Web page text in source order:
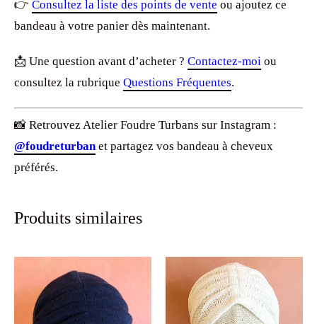
👉 Consultez la liste des points de vente ou ajoutez ce
bandeau à votre panier dès maintenant.
📩 Une question avant d’acheter ? Contactez-moi ou
consultez la rubrique Questions Fréquentes.
📸 Retrouvez Atelier Foudre Turbans sur Instagram :
@foudreturbanet partagez vos bandeau à cheveux
préférés.
Produits similaires